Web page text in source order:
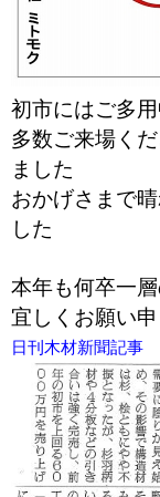
初市にはご多
多数ご来場く
ました
おかげさまで
した
本年も何卒一
宜しくお願い
日刊木材新聞記事